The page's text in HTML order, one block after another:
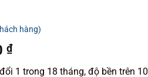
hàng)
₫
1 trong 18 tháng, độ bền trên 10